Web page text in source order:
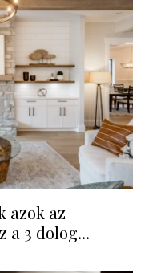
azok az
a 3 dolog...